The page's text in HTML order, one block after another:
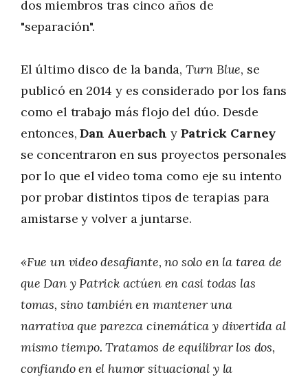
dos miembros tras cinco años de
"separación".
El último disco de la banda, Turn Blue, se
publicó en 2014 y es considerado por los fans
como el trabajo más flojo del dúo. Desde
entonces,Dan Auerbach y Patrick Carney
se concentraron en sus proyectos personales
por lo que el video toma como eje su intento
por probar distintos tipos de terapias para
amistarse y volver a juntarse.
«Fue un video desafiante, no solo en la tarea de
que Dan y Patrick actúen en casi todas las
tomas, sino también en mantener una
narrativa que parezca cinemática y divertida al
mismo tiempo. Tratamos de equilibrar los dos,
confiando en el humor situacional y la